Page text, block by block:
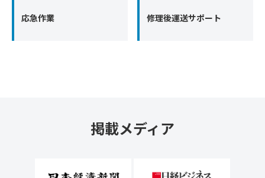
応急作業 修理後運送サポート
掲載メディア